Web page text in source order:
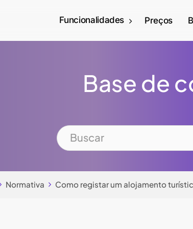
Funcionalidades Preços
Base de
Normativa Como registar um alojamento